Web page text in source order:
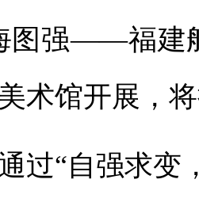
图强——福建
术馆开展，
过“自强求变